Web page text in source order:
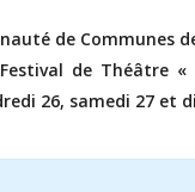
de Communes
Festival de
26, samedi 27 et